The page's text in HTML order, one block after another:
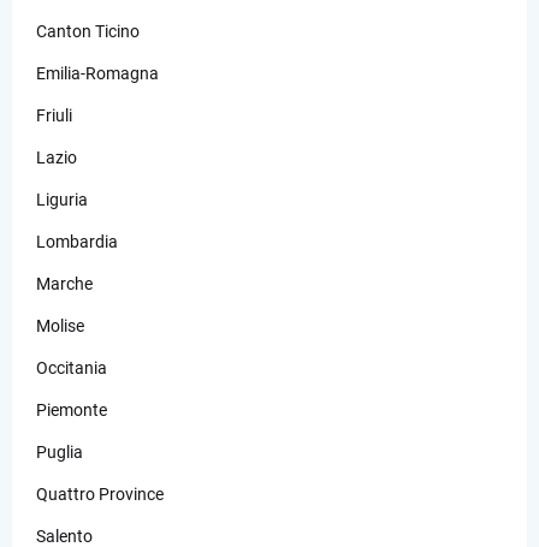
Canton Ticino
Emilia-Romagna
Friuli
Lazio
Liguria
Lombardia
Marche
Molise
Occitania
Piemonte
Puglia
Quattro Province
Salento